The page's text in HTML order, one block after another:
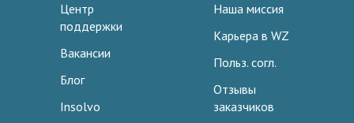
Центр
поддержки
Вакансии
Блог
Insolvo
Наша миссия
Карьера в WZ
Польз. согл.
Отзывы
заказчиков